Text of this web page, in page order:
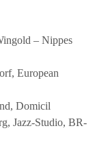
– Nippes
European
Domicil
Jazz-Studio, BR-